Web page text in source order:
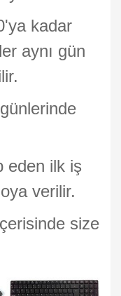
kadar
aynı gün
eden ilk iş
verilir.
size